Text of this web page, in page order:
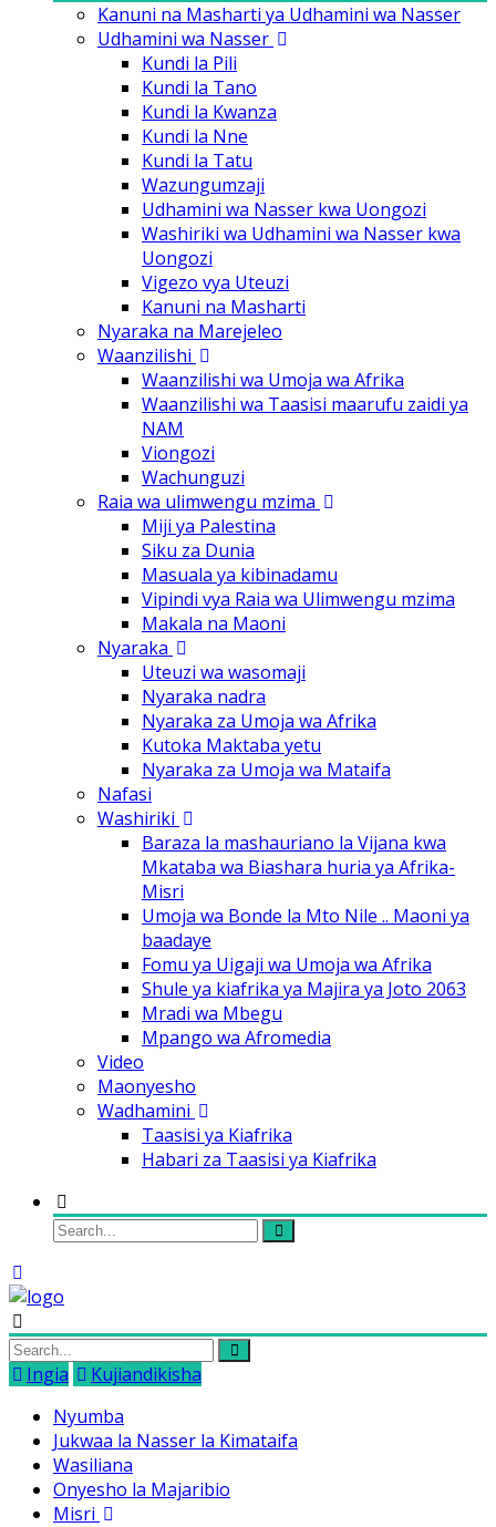
Kanuni na Masharti ya Udhamini wa Nasser
Udhamini wa Nasser
Kundi la Pili
Kundi la Tano
Kundi la Kwanza
Kundi la Nne
Kundi la Tatu
Wazungumzaji
Udhamini wa Nasser kwa Uongozi
Washiriki wa Udhamini wa Nasser kwa
Uongozi
Vigezo vya Uteuzi
Kanuni na Masharti
Nyaraka na Marejeleo
Waanzilishi
Waanzilishi wa Umoja wa Afrika
Waanzilishi wa Taasisi maarufu zaidi ya
NAM
Viongozi
Wachunguzi
Raia wa ulimwengu mzima
Miji ya Palestina
Siku za Dunia
Masuala ya kibinadamu
Vipindi vya Raia wa Ulimwengu mzima
Makala na Maoni
Nyaraka
Uteuzi wa wasomaji
Nyaraka nadra
Nyaraka za Umoja wa Afrika
Kutoka Maktaba yetu
Nyaraka za Umoja wa Mataifa
Nafasi
Washiriki
Baraza la mashauriano la Vijana kwa
Mkataba wa Biashara huria ya Afrika-
Misri
Umoja wa Bonde la Mto Nile .. Maoni ya
baadaye
Fomu ya Uigaji wa Umoja wa Afrika
Shule ya kiafrika ya Majira ya Joto 2063
Mradi wa Mbegu
Mpango wa Afromedia
Video
Maonyesho
Wadhamini
Taasisi ya Kiafrika
Habari za Taasisi ya Kiafrika
Ingia
Kujiandikisha
Nyumba
Jukwaa la Nasser la Kimataifa
Wasiliana
Onyesho la Majaribio
Misri